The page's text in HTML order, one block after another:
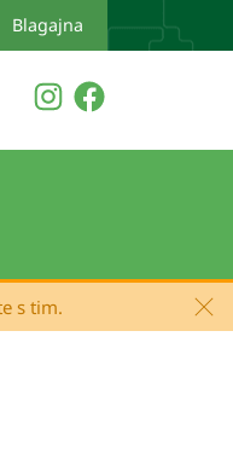
Blagajna
s tim.